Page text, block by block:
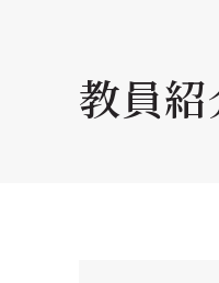
学部・学科の教育
大学院の教育目的
教員紹